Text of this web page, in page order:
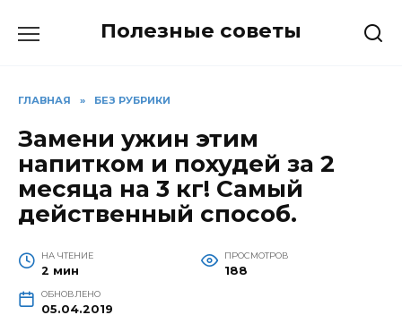
Полезные советы
ГЛАВНАЯ » БЕЗ РУБРИКИ
Замени ужин этим
напитком и похудей за 2
месяца на 3 кг! Самый
действенный способ.
НА ЧТЕНИЕ
2 мин
ПРОСМОТРОВ
188
ОБНОВЛЕНО
05.04.2019